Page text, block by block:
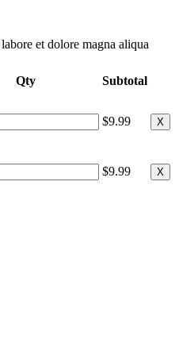
et dolore magna aliqua
Qty Subtotal
$9.99 X
$9.99 X